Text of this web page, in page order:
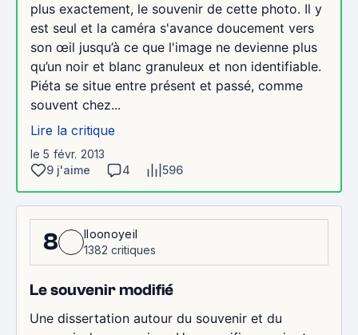
plus exactement, le souvenir de cette photo. Il y
est seul et la caméra s'avance doucement vers
son œil jusqu’à ce que l'image ne devienne plus
qu’un noir et blanc granuleux et non identifiable.
Piéta se situe entre présent et passé, comme
souvent chez...
Lire la critique
le 5 févr. 2013
9 j'aime
4 596
8
Iloonoyeil
1382 critiques
Le souvenir modifié
Une dissertation autour du souvenir et du